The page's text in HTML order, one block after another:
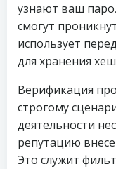
узнают ваш
смогут
использует
для хранения
Верификация
строгому
деятельности
репутацию
Это служит